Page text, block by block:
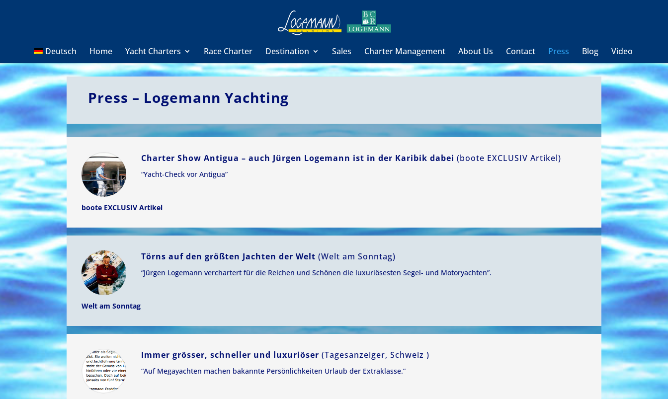
Deutsch Home Yacht Charters Race Charter Destination Sales Charter Management About Us Contact Press Blog Video
Press – Logemann Yachting
Charter Show Antigua – auch Jürgen Logemann ist in der Karibik dabei(boote EXCLUSIV Artikel)
“Yacht-Check vor Antigua”
boote EXCLUSIV Artikel
Törns auf den größten Jachten der Welt(Welt am Sonntag)
“Jürgen Logemann verchartert für die Reichen und Schönen die luxuriösesten Segel- und Motoryachten”.
Welt am Sonntag
Immer grösser, schneller und luxuriöser(Tagesanzeiger, Schweiz )
“Auf Megayachten machen bakannte Persönlichkeiten Urlaub der Extraklasse.”